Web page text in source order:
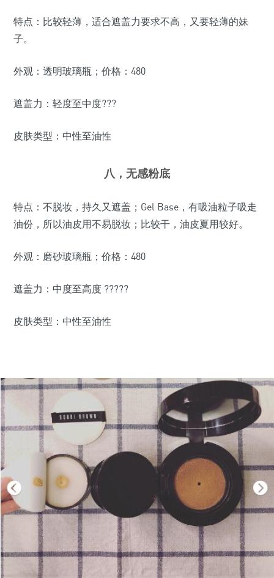
特点：比较轻薄，适合遮盖力要求不高，又要轻薄的妹
子。
外观：透明玻璃瓶；价格：480
遮盖力：轻度至中度???
皮肤类型：中性至油性
八，无感粉底
特点：不脱妆，持久又遮盖；Gel Base，有吸油粒子吸走
油份，所以油皮用不易脱妆；比较干，油皮夏用较好。
外观：磨砂玻璃瓶；价格：480
遮盖力：中度至高度 ?????
皮肤类型：中性至油性